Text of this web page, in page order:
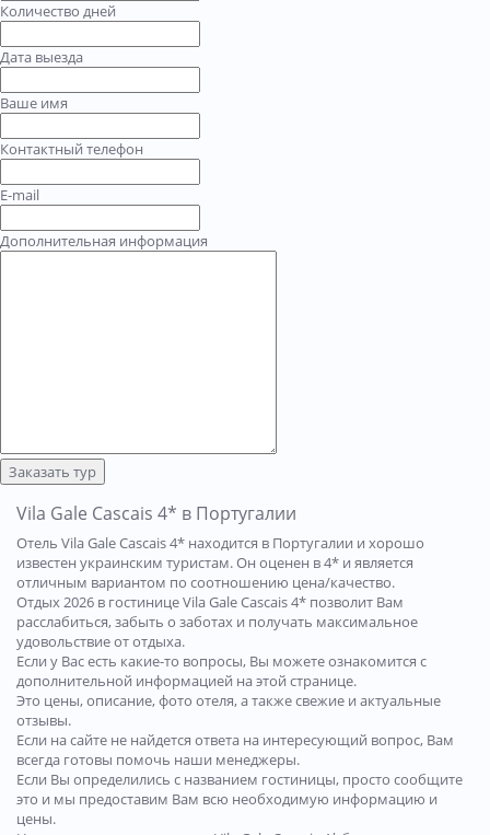
Количество дней
Дата выезда
Ваше имя
Контактный телефон
E-mail
Дополнительная информация
Заказать тур
Vila Gale Cascais 4* в Португалии
Отель Vila Gale Cascais 4* находится в Португалии и хорошо
известен украинским туристам. Он оценен в 4* и является
отличным вариантом по соотношению цена/качество.
Отдых 2026 в гостинице Vila Gale Cascais 4* позволит Вам
расслабиться, забыть о заботах и получать максимальное
удовольствие от отдыха.
Если у Вас есть какие-то вопросы, Вы можете ознакомится с
дополнительной информацией на этой странице.
Это цены, описание, фото отеля, а также свежие и актуальные
отзывы.
Если на сайте не найдется ответа на интересующий вопрос, Вам
всегда готовы помочь наши менеджеры.
Если Вы определились с названием гостиницы, просто сообщите
это и мы предоставим Вам всю необходимую информацию и
цены.